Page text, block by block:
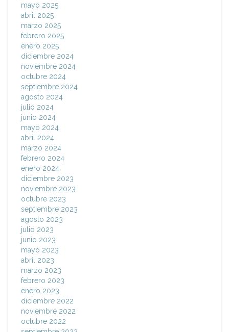
mayo 2025
abril 2025
marzo 2025
febrero 2025
enero 2025
diciembre 2024
noviembre 2024
octubre 2024
septiembre 2024
agosto 2024
julio 2024
junio 2024
mayo 2024
abril 2024
marzo 2024
febrero 2024
enero 2024
diciembre 2023
noviembre 2023
octubre 2023
septiembre 2023
agosto 2023
julio 2023
junio 2023
mayo 2023
abril 2023
marzo 2023
febrero 2023
enero 2023
diciembre 2022
noviembre 2022
octubre 2022